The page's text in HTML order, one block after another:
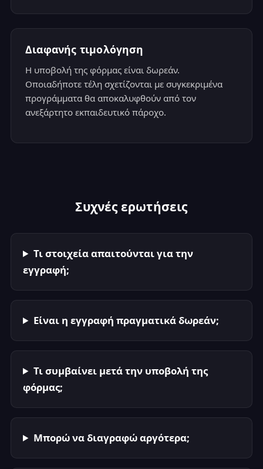
Διαφανής τιμολόγηση
Η υποβολή της φόρμας είναι δωρεάν.
Οποιαδήποτε τέλη σχετίζονται με συγκεκριμένα
προγράμματα θα αποκαλυφθούν από τον
ανεξάρτητο εκπαιδευτικό πάροχο.
Συχνές ερωτήσεις
Τι στοιχεία απαιτούνται για την
εγγραφή;
Είναι η εγγραφή πραγματικά δωρεάν;
Τι συμβαίνει μετά την υποβολή της
φόρμας;
Μπορώ να διαγραφώ αργότερα;